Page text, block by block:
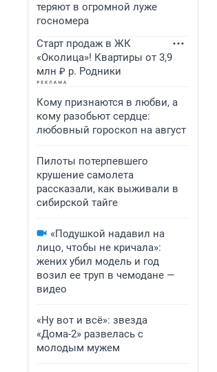
теряют в огромной луже
госномера
Старт продаж в ЖК
«Околица»! Квартиры от 3,9
млн ₽ р. Родники
Кому признаются в любви, а
кому разобьют сердце:
любовный гороскоп на август
Пилоты потерпевшего
крушение самолета
рассказали, как выживали в
сибирской тайге
«Подушкой надавил на
лицо, чтобы не кричала»:
жених убил модель и год
возил ее труп в чемодане —
видео
«Ну вот и всё»: звезда
«Дома-2» развелась с
молодым мужем